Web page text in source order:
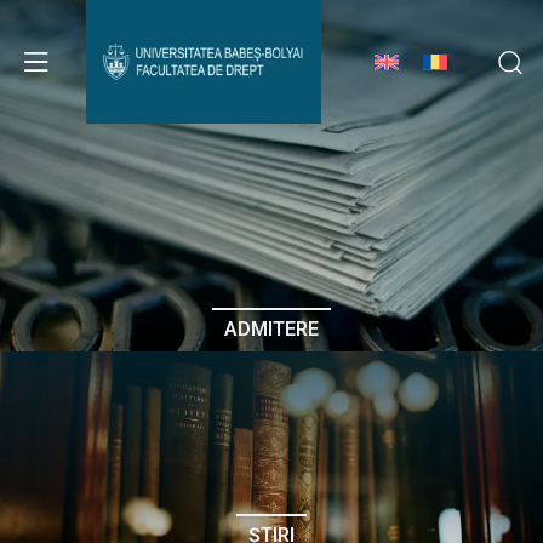
Avizier Studenți
Studii
Admitere
Erasmus & Internațional
Despre Facultate
ADMITERE
ȘTIRI